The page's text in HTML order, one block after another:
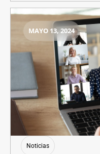
MAYO 13, 2024
Noticias